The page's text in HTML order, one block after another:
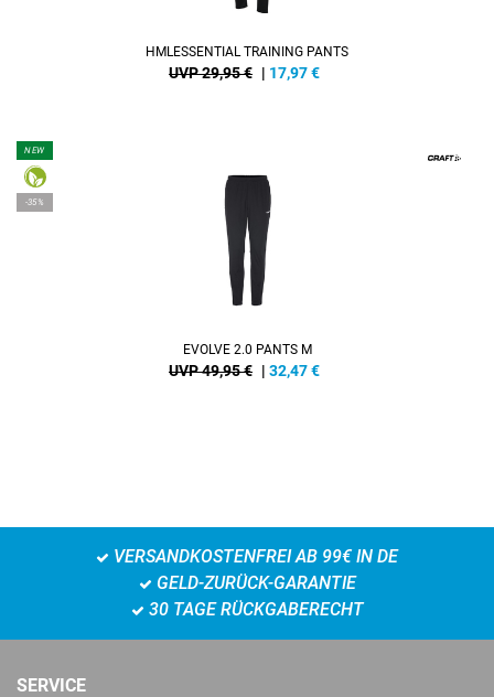
HMLESSENTIAL TRAINING PANTS
UVP 29,95 € | 17,97€
NEW
-35%
EVOLVE 2.0 PANTS M
UVP 49,95 € | 32,47€
VERSANDKOSTENFREI AB 99€ IN DE
GELD-ZURÜCK-GARANTIE
30 TAGE RÜCKGABERECHT
SERVICE